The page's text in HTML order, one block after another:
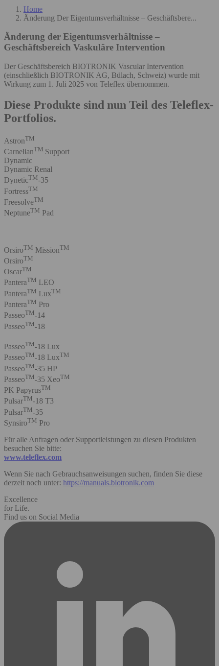
Home
Änderung Der Eigentumsverhältnisse – Geschäftsbere...
Änderung der Eigentumsverhältnisse –
Geschäftsbereich Vaskuläre Intervention
Der Geschäftsbereich BIOTRONIK Vascular Intervention
(einschließlich BIOTRONIK AG, Bülach, Schweiz) wurde mit
Wirkung zum 1. Juli 2025 von Teleflex übernommen.
Diese Produkte sind nun Teil des Teleflex-
Portfolios.
AstronTM
CarnelianTM Support
Dynamic
Dynamic Renal
DyneticTM-35
FortressTM
FreesolveTM
NeptuneTM Pad
OrsiroTM MissionTM
OrsiroTM
OscarTM
PanteraTM LEO
PanteraTM LuxTM
PanteraTM Pro
PasseoTM-14
PasseoTM-18
PasseoTM-18 Lux
PasseoTM-18 LuxTM
PasseoTM-35 HP
PasseoTM-35 XeoTM
PK PapyrusTM
PulsarTM-18 T3
PulsarTM-35
SynsiroTM Pro
Für alle Anfragen oder Supportleistungen zu diesen Produkten
besuchen Sie bitte:
www.teleflex.com
Wenn Sie nach Gebrauchsanweisungen suchen, finden Sie diese
derzeit noch unter: https://manuals.biotronik.com
Excellence
for Life.
Find us on Social Media